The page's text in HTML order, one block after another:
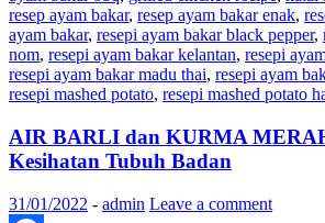
resep ayam bakar, resep ayam bakar enak,
ayam bakar, resepi ayam bakar black pepper,
nom, resepi ayam bakar kelantan, resepi
resepi ayam bakar madu thai, resepi ayam
resepi mashed potato, resepi mashed potato
AIR BARLI dan KURMA
Kesihatan Tubuh Badan
31/01/2022 - admin Leave a comment